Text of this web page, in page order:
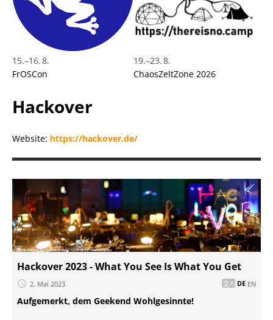
15.–16. 8.
FrOSCon
19.–23. 8.
ChaosZeltZone 2026
Hackover
Website: https://hackover.de/
Hackover 2023 - What You See Is What You Get
2. Mai 2023 DE EN
Aufgemerkt, dem Geekend Wohlgesinnte!